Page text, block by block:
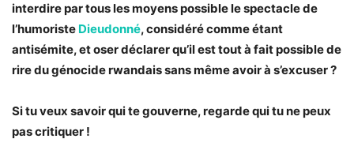
interdire par tous les moyens possible le spectacle de
l’humoriste Dieudonné, considéré comme étant
antisémite, et oser déclarer qu’il est tout à fait possible de
rire du génocide rwandais sans même avoir à s’excuser ?
Si tu veux savoir qui te gouverne, regarde qui tu ne peux
pas critiquer !